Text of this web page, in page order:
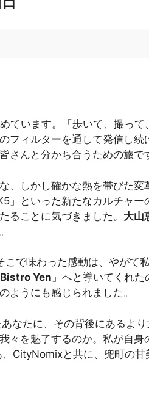
ています。「歩いて、撮って
フィルターを通して発信し続
んと分かち合うための旅で
、しかし確かな熱を帯びた変
」といった新たなカルチャー
ることに気づきました。 大山
で味わった感動は、やがて
Bistro Yen 」へと導いてくれた
うにも感じられました。
なたに、その背後にあるより
々を魅了するのか。私が自身
CityNomixと共に、兜町の甘